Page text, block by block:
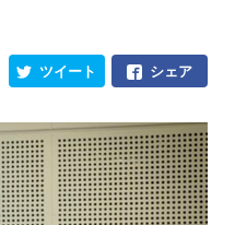
シェア
ツイート